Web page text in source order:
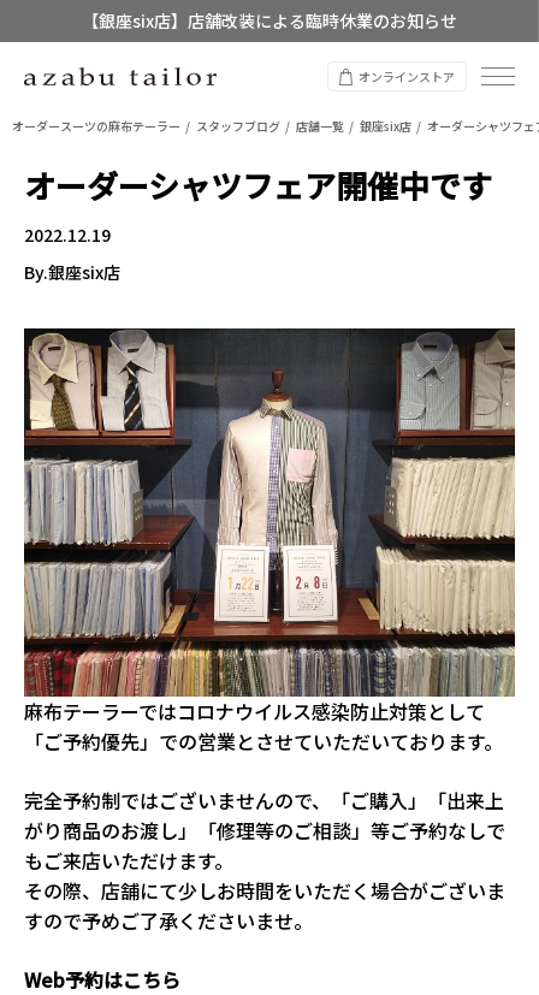
【銀座six店】店舗改装による臨時休業のお知らせ
【店舗限定】レディースオーダースーツ
オンラインストア
オーダースーツの麻布テーラー スタッフブログ 店舗一覧 銀座six店 オーダーシャツフ
オーダーシャツフェア開催中です
2022.12.19
By.銀座six店
麻布テーラーではコロナウイルス感染防止対策として
「ご予約優先」での営業とさせていただいております。
完全予約制ではございませんので、「ご購入」「出来上
がり商品のお渡し」「修理等のご相談」等ご予約なしで
もご来店いただけます。
その際、店舗にて少しお時間をいただく場合がございま
すので予めご了承くださいませ。
Web予約はこちら